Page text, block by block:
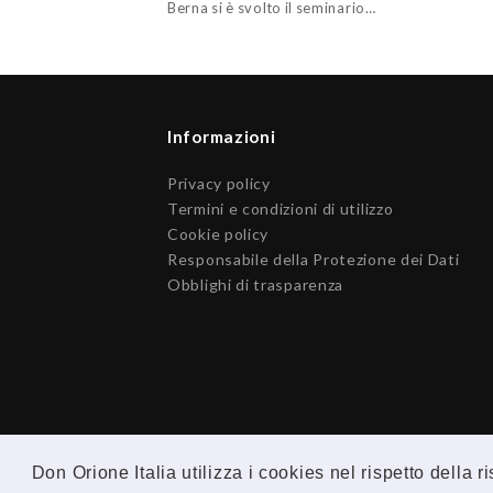
Don Orione Italia utilizza i cookies nel rispetto della
Berna si è svolto il seminario…
Informazioni
Privacy policy
Termini e condizioni di utilizzo
Cookie policy
Responsabile della Protezione dei Dati
Obblighi di trasparenza